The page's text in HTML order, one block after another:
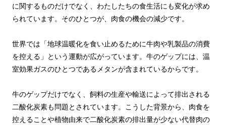
に関するものだけでなく、わたしたちの食生活にも変化が求め
られています。そのひとつが、肉食の機会の減少です。
世界では「地球温暖化を食い止めるために牛肉や乳製品の消費
を控える」という運動が広がっています。牛のゲップには、温
室効果ガスのひとつであるメタンが含まれているからです。
牛のゲップだけでなく、飼料の生産や輸送によって排出される
二酸化炭素も問題とされています。こうした背景から、肉食を
控えることや植物由来で二酸化炭素の排出量が少ない代替肉の